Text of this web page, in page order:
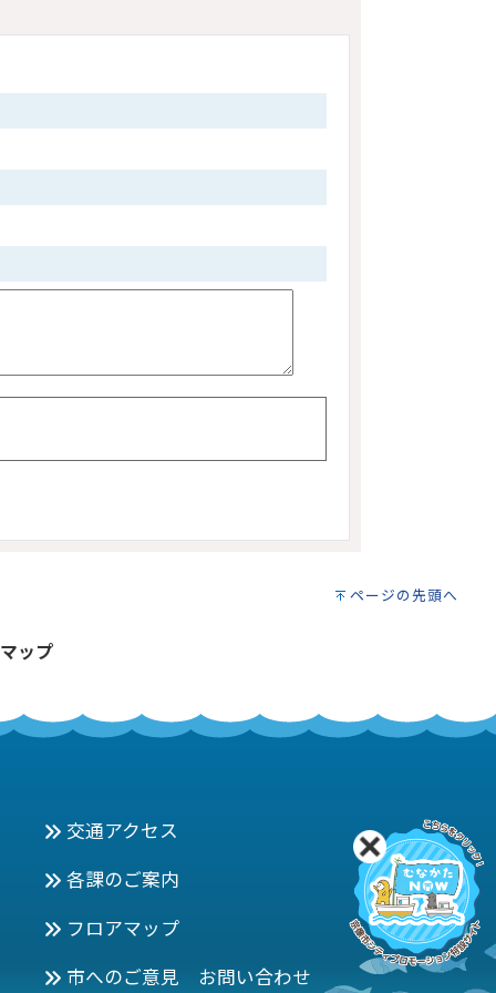
ページの先頭へ
ップ
交通アクセス
各課のご案内
フロアマップ
市へのご意見 お問い合わせ